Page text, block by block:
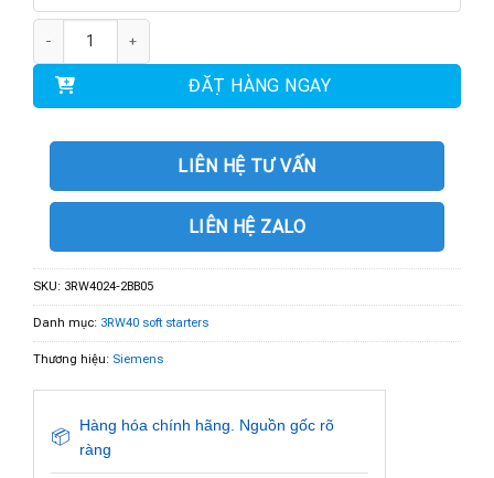
ĐẶT HÀNG NGAY
LIÊN HỆ TƯ VẤN
LIÊN HỆ ZALO
SKU: 3RW4024-2BB05
Danh mục: 3RW40 soft starters
Thương hiệu: Siemens
📦
Hàng hóa chính hãng. Nguồn gốc rõ
ràng